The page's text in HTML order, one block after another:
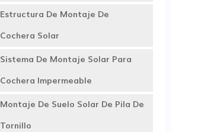
Estructura De Montaje De
Cochera Solar
Sistema De Montaje Solar Para
Cochera Impermeable
Montaje De Suelo Solar De Pila De
Tornillo